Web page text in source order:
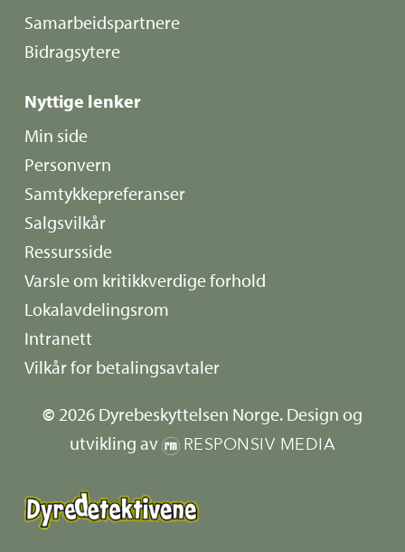
Samarbeidspartnere
Bidragsytere
Nyttige lenker
Min side
Personvern
Samtykkepreferanser
Salgsvilkår
Ressursside
Varsle om kritikkverdige forhold
Lokalavdelingsrom
Intranett
Vilkår for betalingsavtaler
© 2026Dyrebeskyttelsen Norge. Design og
utvikling av
RESPONSIV MEDIA